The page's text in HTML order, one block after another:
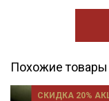
Похожие товары
СКИДКА 20%